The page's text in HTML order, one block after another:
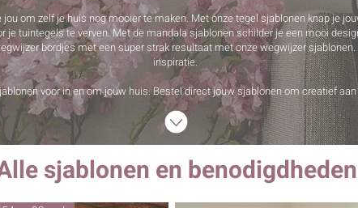
om zelf je huis nog mooier te maken. Met onze tegel sjablonen knap je
je tuintegels te verven. Met de mandala sjablonen schilder je een mooi
bordjes met een super strak resultaat met onze wegwijzer
inspiratie.
voor in en om jouw huis. Bestel direct jouw sjablonen om creatief
sjablonen en benodigdheden